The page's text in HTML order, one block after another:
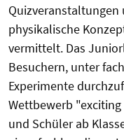
physikalische
vermittelt. Das
Besuchern, unter
Experimente
Wettbewerb
und Schüler ab